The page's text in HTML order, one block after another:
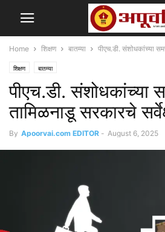
Home शिक्षण बातम्या पीएच.डी. संशोधकांच्या
शिक्षण बातम्या
पीएच.डी. संशोधकांच्या
तामिळनाडू सरकारचे
By Apoorvai.com EDITOR - August 6, 2025